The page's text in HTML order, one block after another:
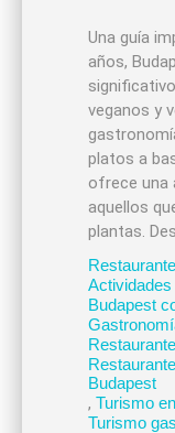
Una guía
años,
veganos y
platos a
ofrece una
aquellos
plantas.
Budapest
Budapest
, Turismo
Turismo